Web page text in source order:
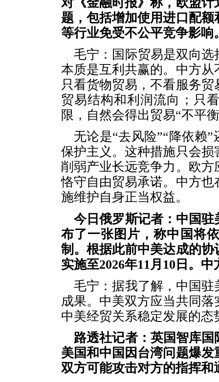
题，包括增加使用进口配
等行业免受不公平竞争影
毛宁：国际贸易是双向
本质是互利共赢的。中方
只看货物贸易，不看服务
贸易结构和利润流向；只
限，自然会得出贸易“不平
无论是“去风险”“降依赖
保护主义。这种措施只会
削弱产业长远竞争力。欧
恪守自由贸易承诺。中方
施维护自身正当权益。
今日俄罗斯记者：中国
布了一张图片，称中国将
制。根据此前中美达成的
实施至2026年11月10日。
毛宁：据我了解，中国
成果。中美双方应当共同
中美经贸关系稳定发展的态
路透社记者：英国智库
美国和中国因台湾问题爆
双方可能攻击对方的指挥